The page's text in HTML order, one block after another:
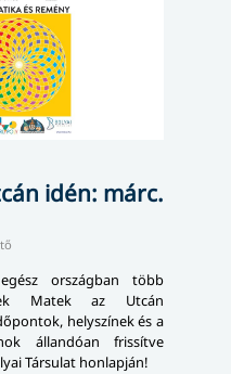
idén: márc.
országban több
Matek az Utcán
helyszínek és a
állandóan frissítve
Társulat honlapján!